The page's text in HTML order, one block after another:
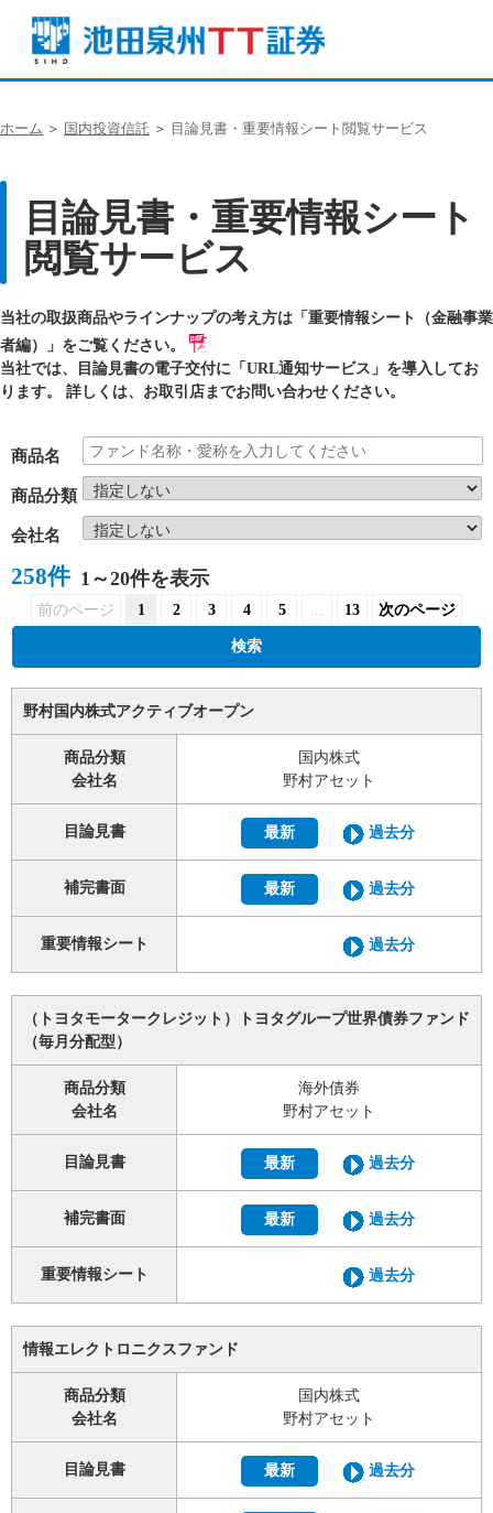
ホーム ＞ 国内投資信託 ＞ 目論見書・重要情報シート閲覧サービス
目論見書・重要情報シート
閲覧サービス
当社の取扱商品やラインナップの考え方は「重要情報シート（金融事業
者編）」をご覧ください。
当社では、目論見書の電子交付に「URL通知サービス」を導入してお
ります。 詳しくは、お取引店までお問い合わせください。
商品名
商品分類
会社名
258件 1～20件を表示
前のページ 1 2 3 4 5 ... 13 次のページ
検索
野村国内株式アクティブオープン
商品分類
会社名
国内株式
野村アセット
目論見書 最新 過去分
補完書面 最新 過去分
重要情報シート 過去分
（トヨタモータークレジット）トヨタグループ世界債券ファンド
（毎月分配型）
商品分類
会社名
海外債券
野村アセット
目論見書 最新 過去分
補完書面 最新 過去分
重要情報シート 過去分
情報エレクトロニクスファンド
商品分類
会社名
国内株式
野村アセット
目論見書 最新 過去分